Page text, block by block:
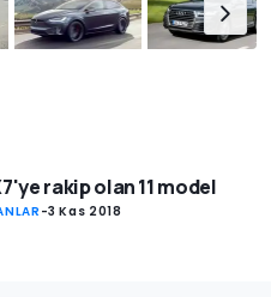
rakip olan 11 model
-3 Kas 2018